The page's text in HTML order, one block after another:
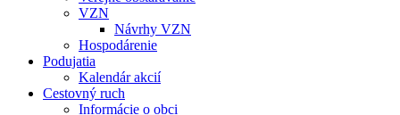
VZN
Návrhy VZN
Hospodárenie
Podujatia
Kalendár akcií
Cestovný ruch
Informácie o obci